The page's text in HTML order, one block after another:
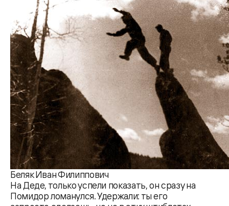
Беляк Иван Филиппович
На Деде, только успели показать, он сразу на
Помидор ломанулся. Удержали: ты его